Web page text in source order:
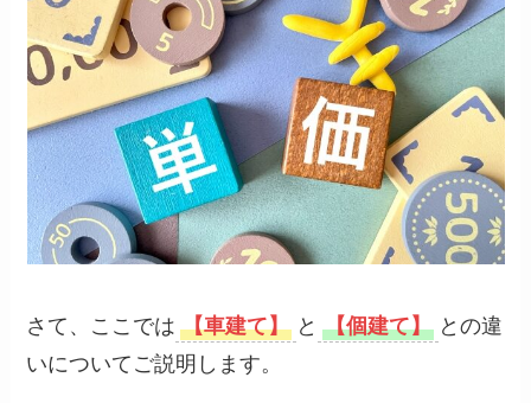
さて、ここでは 【車建て】 と 【個建て】 との違
いについてご説明します。